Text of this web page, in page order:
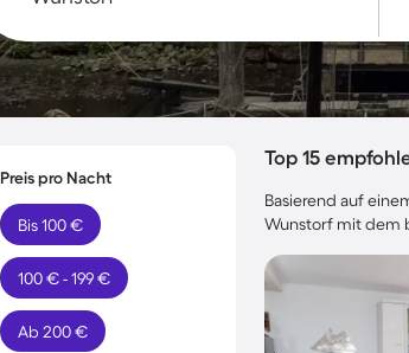
Preis pro Nacht
Bis 100 €
100 € - 199 €
Ab 200 €
Top 15
Basierend auf
Wunstorf mit dem